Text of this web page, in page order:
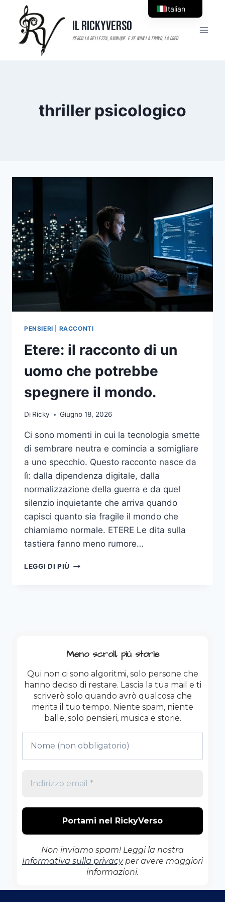
contenuto
Il RickyVerso
thriller psicologico
PENSIERI RACCONTI
Etere: il racconto di un
uomo che potrebbe
spegnere il mondo.
Di Ricky Giugno 18, 2026
Ci sono momenti in cui la tecnologia smette
di sembrare neutra e comincia a somigliare
a uno specchio. Questo racconto nasce da
lì: dalla dipendenza digitale, dalla
normalizzazione della guerra e da quel
silenzio inquietante che arriva quando
capisci quanto sia fragile il mondo che
chiamiamo normale. ETERE Le dita sulla
tastiera fanno meno rumore…
LEGGI DI PIÙ ETERE:
IL
MONDO.
Meno scroll, più storie
Qui non ci sono algoritmi, solo persone che
hanno deciso di restare. Lascia la tua mail e ti
scriverò solo quando avrò qualcosa che
merita il tuo tempo. Niente spam, niente
balle, solo pensieri, musica e storie.
Non inviamo spam! Leggi la nostra
Informativa sulla privacyper avere maggiori
informazioni.
Italian